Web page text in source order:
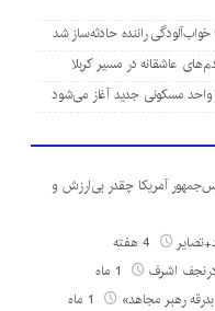
عاشقانه در مسیر کربلا
آمریکا چقدر بی‌ارزش و
درنجف اشرف
رهبر مجاهد»